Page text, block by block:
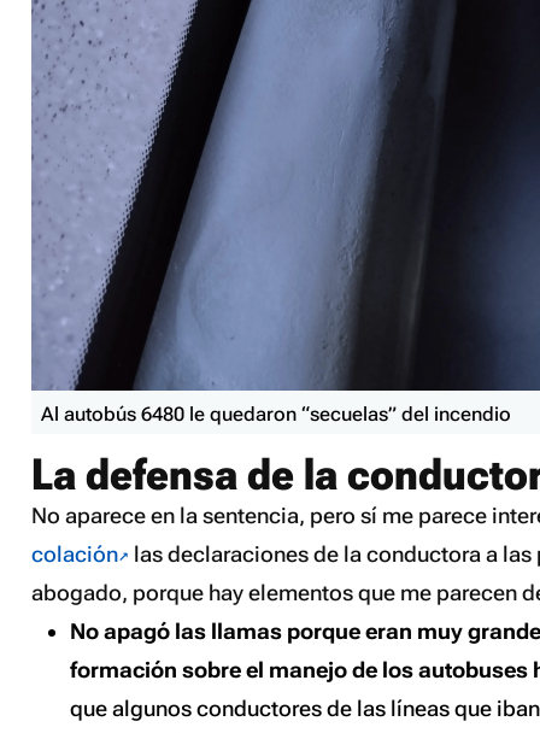
Al autobús 6480 le quedaron “secuelas” del incendio
La defensa de la
No aparece en la sentencia, pero sí me parece
colación
las declaraciones de la conductora a las
abogado, porque hay elementos que me parecen
No apagó las llamas porque eran muy
formación sobre el manejo de los autobuses
que algunos conductores de las líneas que